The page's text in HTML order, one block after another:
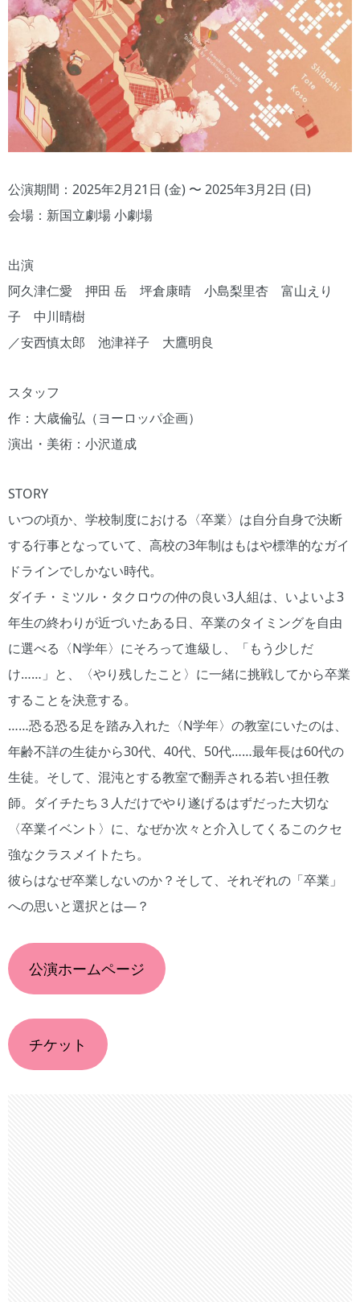
公演期間：2025年2月21日 (金) 〜 2025年3月2日 (日)
会場：新国立劇場 小劇場
出演
阿久津仁愛 押田 岳 坪倉康晴 小島梨里杏 富山えり
子 中川晴樹
／安西慎太郎 池津祥子 大鷹明良
スタッフ
作：大歳倫弘（ヨーロッパ企画）
演出・美術：小沢道成
STORY
いつの頃か、学校制度における〈卒業〉は自分自身で決断
する行事となっていて、高校の3年制はもはや標準的なガイ
ドラインでしかない時代。
ダイチ・ミツル・タクロウの仲の良い3人組は、いよいよ3
年生の終わりが近づいたある日、卒業のタイミングを自由
に選べる〈N学年〉にそろって進級し、「もう少しだ
け……」と、〈やり残したこと〉に一緒に挑戦してから卒業
することを決意する。
……恐る恐る足を踏み入れた〈N学年〉の教室にいたのは、
年齢不詳の生徒から30代、40代、50代……最年長は60代の
生徒。そして、混沌とする教室で翻弄される若い担任教
師。ダイチたち３人だけでやり遂げるはずだった大切な
〈卒業イベント〉に、なぜか次々と介入してくるこのクセ
強なクラスメイトたち。
彼らはなぜ卒業しないのか？そして、それぞれの「卒業」
への思いと選択とは―？
公演ホームページ
チケット